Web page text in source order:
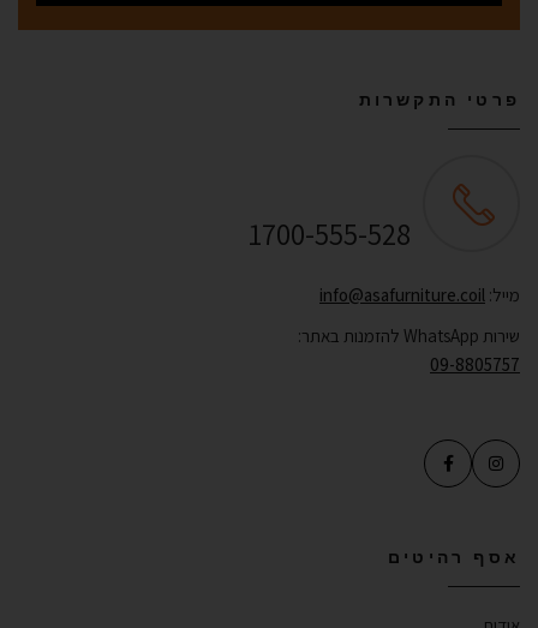
פרטי התקשרות
1700-555-528
מייל: info@asafurniture.coil
שירות WhatsApp להזמנות באתר:
09-8805757
אסף רהיטים